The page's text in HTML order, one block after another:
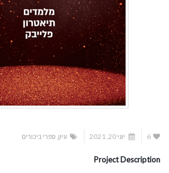
6 יוני 20, 2021 עיון ספרי ביכורים
Project Description